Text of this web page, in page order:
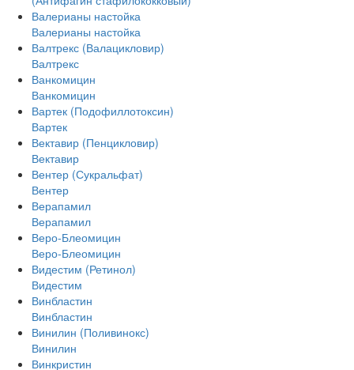
Валерианы настойка
Валерианы настойка
Валтрекс (Валацикловир)
Валтрекс
Ванкомицин
Ванкомицин
Вартек (Подофиллотоксин)
Вартек
Вектавир (Пенцикловир)
Вектавир
Вентер (Сукральфат)
Вентер
Верапамил
Верапамил
Веро-Блеомицин
Веро-Блеомицин
Видестим (Ретинол)
Видестим
Винбластин
Винбластин
Винилин (Поливинокс)
Винилин
Винкристин